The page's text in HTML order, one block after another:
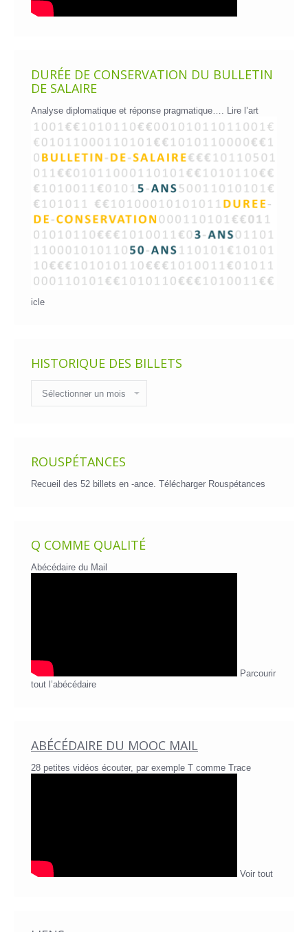
DURÉE DE CONSERVATION DU BULLETIN
DE SALAIRE
Analyse diplomatique et réponse pragmatique…. Lire l’art
icle
HISTORIQUE DES BILLETS
des
billets
ROUSPÉTANCES
Recueil des 52 billets en -ance. Télécharger Rouspétances
Q COMME QUALITÉ
Abécédaire du Mail
Parcourir
tout l’abécédaire
ABÉCÉDAIRE DU MOOC MAIL
28 petites vidéos écouter, par exemple T comme Trace
Voir tout